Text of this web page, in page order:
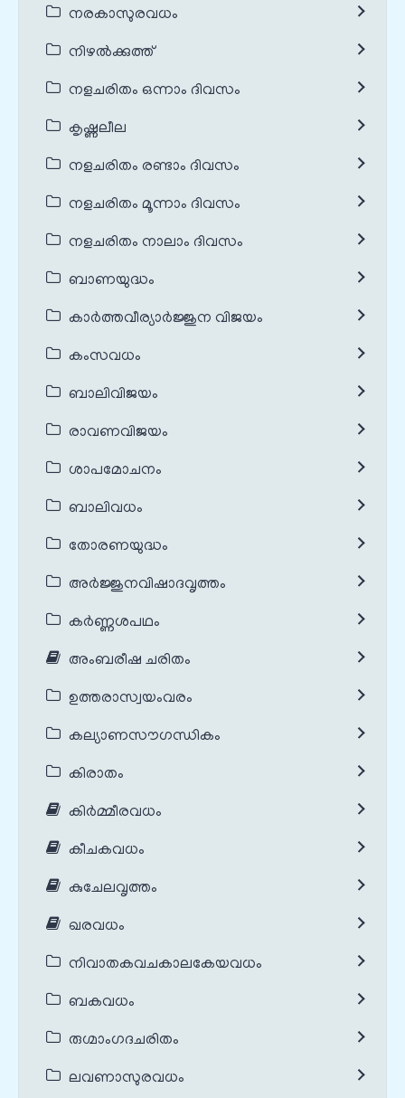
നരകാസുരവധം
നിഴൽക്കുത്ത്
നളചരിതം ഒന്നാം ദിവസം
കൃഷ്ണലീല
നളചരിതം രണ്ടാം ദിവസം
നളചരിതം മൂന്നാം ദിവസം
നളചരിതം നാലാം ദിവസം
ബാണയുദ്ധം
കാർത്തവീര്യാർജ്ജുന വിജയം
കംസവധം
ബാലിവിജയം
രാവണവിജയം
ശാപമോചനം
ബാലിവധം
തോരണയുദ്ധം
അർജ്ജുനവിഷാദവൃത്തം
കർണ്ണശപഥം
അംബരീഷ ചരിതം
ഉത്തരാസ്വയംവരം
കല്യാണസൗഗന്ധികം
കിരാതം
കിർമ്മീരവധം
കീചകവധം
കുചേലവൃത്തം
ഖരവധം
നിവാതകവചകാലകേയവധം
ബകവധം
രുഗ്മാംഗദചരിതം
ലവണാസുരവധം